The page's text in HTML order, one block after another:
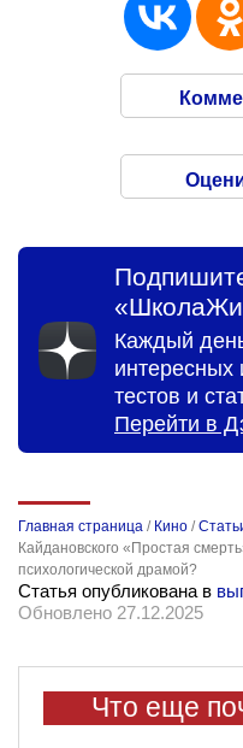
Каждый
интересных
тестов и
Перейти в
Главная страница / Кино /
Кайдановского «Простая
психологической драмой?
Статья опубликована в
Обновлено 27.12.2025
Что еще